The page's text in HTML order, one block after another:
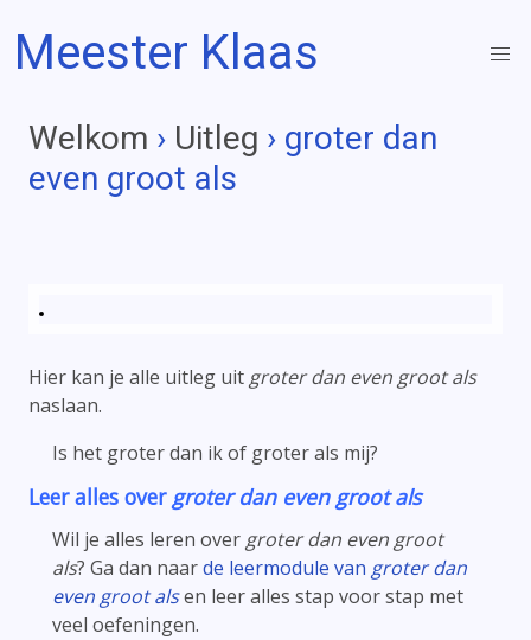
Meester Klaas
Welkom › Uitleg › groter dan
even groot als
Hier kan je alle uitleg uit groter dan even groot als
naslaan.
Is het groter dan ik of groter als mij?
Leer alles overgroter dan even groot als
Wil je alles leren over groter dan even groot
als? Ga dan naarde leermodule van groter dan
even groot alsen leer alles stap voor stap met
veel oefeningen.